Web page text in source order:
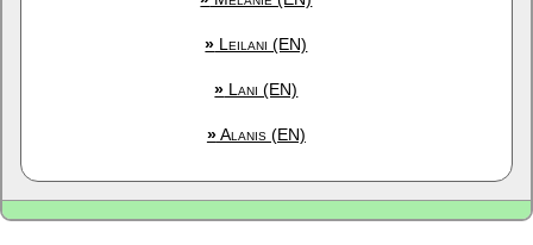
» Leilani (EN)
» Lani (EN)
»Alanis (EN)